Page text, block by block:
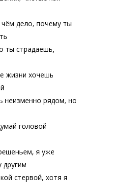
дело, почему ты
ты страдаешь,
жизни хочешь
рядом, но
головой
я уже
другим
стервой, хотя я